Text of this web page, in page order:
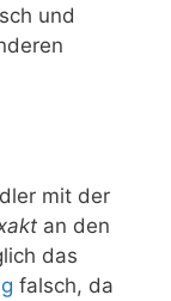
und
mit der
an den
das
falsch, da